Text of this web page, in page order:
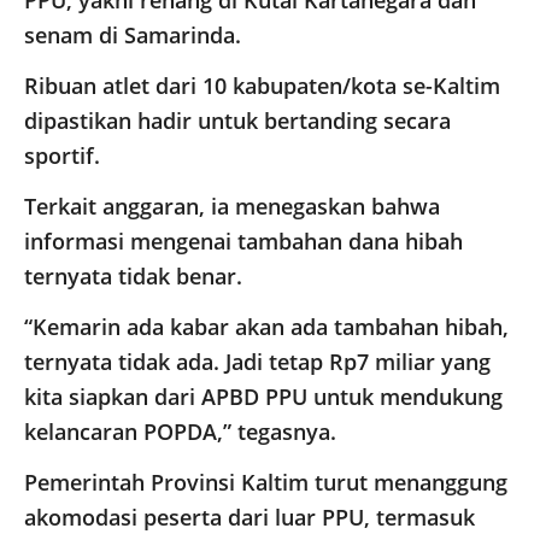
senam di Samarinda.
Ribuan atlet dari 10 kabupaten/kota se-Kaltim
dipastikan hadir untuk bertanding secara
sportif.
Terkait anggaran, ia menegaskan bahwa
informasi mengenai tambahan dana hibah
ternyata tidak benar.
“Kemarin ada kabar akan ada tambahan hibah,
ternyata tidak ada. Jadi tetap Rp7 miliar yang
kita siapkan dari APBD PPU untuk mendukung
kelancaran POPDA,” tegasnya.
Pemerintah Provinsi Kaltim turut menanggung
akomodasi peserta dari luar PPU, termasuk